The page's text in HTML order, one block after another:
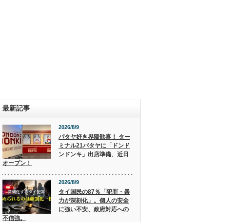
最新記事
2026/8/9
パタヤ好き界隈歓喜！ ター
ミナル21パタヤに「ドンド
ンドンキ」出店準備、近日
オープン！
2026/8/9
タイ国民の87％「犯罪・暴
力が深刻化」。個人の安全
に強い不安、政府対応への
不信強。